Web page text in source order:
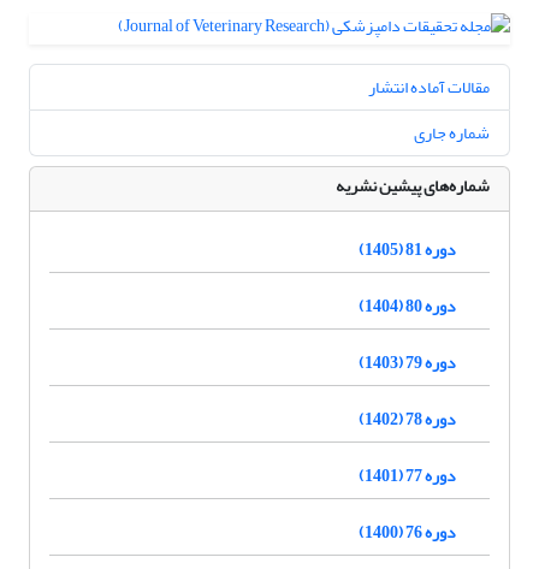
مقالات آماده انتشار
شماره جاری
شماره‌های پیشین نشریه
دوره 81 (1405)
دوره 80 (1404)
دوره 79 (1403)
دوره 78 (1402)
دوره 77 (1401)
دوره 76 (1400)